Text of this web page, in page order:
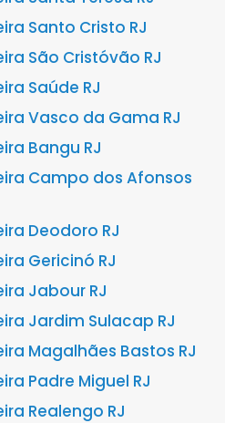
Santo Cristo RJ
São Cristóvão RJ
Saúde RJ
Vasco da Gama RJ
Bangu RJ
Campo dos Afonsos
Deodoro RJ
Gericinó RJ
Jabour RJ
Jardim Sulacap RJ
Magalhães Bastos RJ
Padre Miguel RJ
Realengo RJ